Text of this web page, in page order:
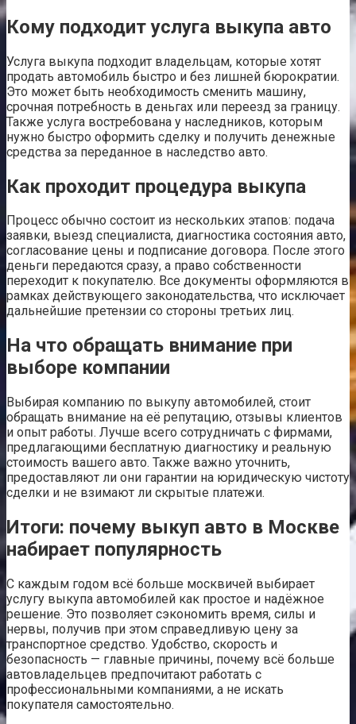
Кому подходит услуга выкупа авто
Услуга выкупа подходит владельцам, которые хотят
продать автомобиль быстро и без лишней бюрократии.
Это может быть необходимость сменить машину,
срочная потребность в деньгах или переезд за границу.
Также услуга востребована у наследников, которым
нужно быстро оформить сделку и получить денежные
средства за переданное в наследство авто.
Как проходит процедура выкупа
Процесс обычно состоит из нескольких этапов: подача
заявки, выезд специалиста, диагностика состояния авто,
согласование цены и подписание договора. После этого
деньги передаются сразу, а право собственности
переходит к покупателю. Все документы оформляются в
рамках действующего законодательства, что исключает
дальнейшие претензии со стороны третьих лиц.
На что обращать внимание при
выборе компании
Выбирая компанию по выкупу автомобилей, стоит
обращать внимание на её репутацию, отзывы клиентов
и опыт работы. Лучше всего сотрудничать с фирмами,
предлагающими бесплатную диагностику и реальную
стоимость вашего авто. Также важно уточнить,
предоставляют ли они гарантии на юридическую чистоту
сделки и не взимают ли скрытые платежи.
Итоги: почему выкуп авто в Москве
набирает популярность
С каждым годом всё больше москвичей выбирает
услугу выкупа автомобилей как простое и надёжное
решение. Это позволяет сэкономить время, силы и
нервы, получив при этом справедливую цену за
транспортное средство. Удобство, скорость и
безопасность — главные причины, почему всё больше
автовладельцев предпочитают работать с
профессиональными компаниями, а не искать
покупателя самостоятельно.